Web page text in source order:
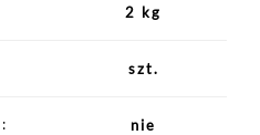
2 kg
szt.
nie